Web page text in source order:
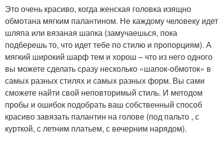
Это очень красиво, когда женская головка изящно
обмотана мягким палантином. Не каждому человеку идет
шляпа или вязаная шапка (замучаешься, пока
подберешь то, что идет тебе по стилю и пропорциям). А
мягкий широкий шарф тем и хорош – что из него одного
вы можете сделать сразу несколько «шапок-обмоток» в
самых разных стилях и самых разных форм. Вы сами
сможете найти свой неповторимый стиль. И методом
пробы и ошибок подобрать ваш собственный способ
красиво завязать палантин на голове (под пальто , с
курткой, с летним платьем, с вечерним нарядом).